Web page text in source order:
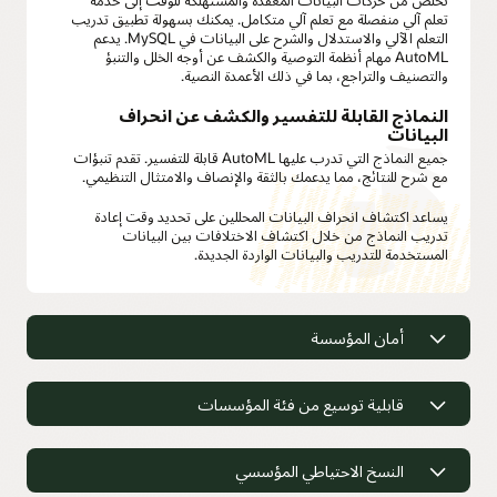
تعلم آلي منفصلة مع تعلم آلي متكامل. يمكنك بسهولة تطبيق تدريب
التعلم الآلي والاستدلال والشرح على البيانات في MySQL. يدعم
AutoML مهام أنظمة التوصية والكشف عن أوجه الخلل والتنبؤ
والتصنيف والتراجع، بما في ذلك الأعمدة النصية.
النماذج القابلة للتفسير والكشف عن انحراف
البيانات
جميع النماذج التي تدرب عليها AutoML قابلة للتفسير. تقدم تنبؤات
مع شرح للنتائج، مما يدعمك بالثقة والإنصاف والامتثال التنظيمي.
يساعد اكتشاف انحراف البيانات المحللين على تحديد وقت إعادة
تدريب النماذج من خلال اكتشاف الاختلافات بين البيانات
المستخدمة للتدريب والبيانات الواردة الجديدة.
أمان المؤسسة
أمان المؤسسة
تشفير البيانات الشفافة لـ MySQL Enterprise
(TDE)
يتيح MySQL Enterprise TDE تشفير البيانات البيانات غير النشطة
قابلية توسيع من فئة المؤسسات
قابلية توسيع من فئة المؤسسات
النسخ الاحتياطي المؤسسي